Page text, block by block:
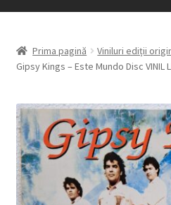
Viniluri ediții originale anii 70-90
CD-uri originale
Echipamente
Prima pagină Viniluri ediții
Gipsy Kings – Este Mundo Disc VINIL